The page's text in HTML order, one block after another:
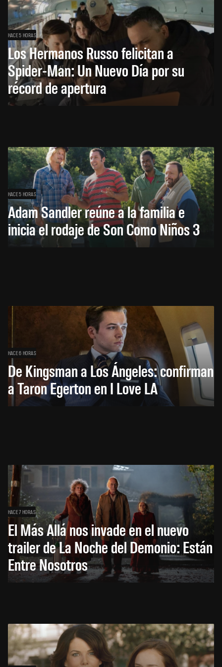
HACE 5 HORAS
Los Hermanos Russo felicitan a
Spider-Man: Un Nuevo Día por su
récord de apertura
HACE 5 HORAS
Adam Sandler reúne a la familia e
inicia el rodaje de Son Como Niños 3
HACE 6 HORAS
De Kingsman a Los Ángeles: confirman
a Taron Egerton en I Love LA
HACE 7 HORAS
El Más Allá nos invade en el nuevo
trailer de La Noche del Demonio: Están
Entre Nosotros